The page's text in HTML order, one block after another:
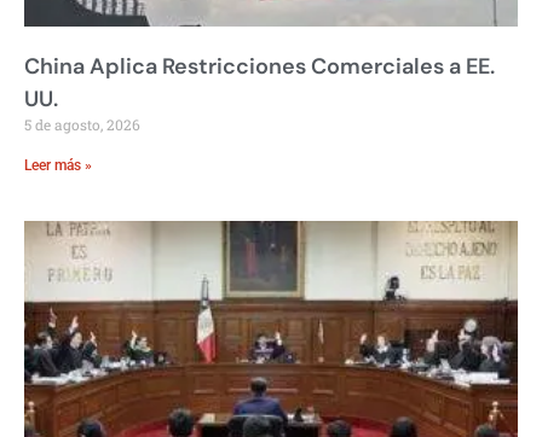
China Aplica Restricciones Comerciales a EE.
UU.
5 de agosto, 2026
Leer más »